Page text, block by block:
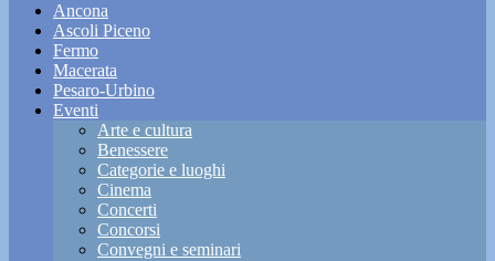
Ancona
Ascoli Piceno
Fermo
Macerata
Pesaro-Urbino
Eventi
Arte e cultura
Benessere
Categorie e luoghi
Cinema
Concerti
Concorsi
Convegni e seminari